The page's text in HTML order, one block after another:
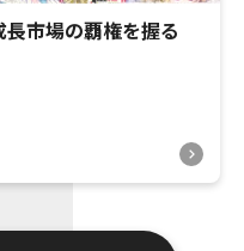
市場の覇権を握る